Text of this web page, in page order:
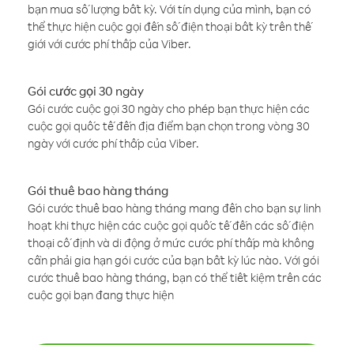
bạn mua số lượng bất kỳ. Với tín dụng của mình, bạn có
thể thực hiện cuộc gọi đến số điện thoại bất kỳ trên thế
giới với cước phí thấp của Viber.
Gói cước gọi 30 ngày
Gói cước cuộc gọi 30 ngày cho phép bạn thực hiện các
cuộc gọi quốc tế đến địa điểm bạn chọn trong vòng 30
ngày với cước phí thấp của Viber.
Gói thuê bao hàng tháng
Gói cước thuê bao hàng tháng mang đến cho bạn sự linh
hoạt khi thực hiện các cuộc gọi quốc tế đến các số điện
thoại cố định và di động ở mức cước phí thấp mà không
cần phải gia hạn gói cước của bạn bất kỳ lúc nào. Với gói
cước thuê bao hàng tháng, bạn có thể tiết kiệm trên các
cuộc gọi bạn đang thực hiện